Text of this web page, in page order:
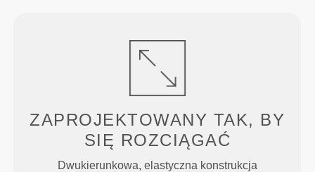
ZAPROJEKTOWANY TAK, BY
SIĘ ROZCIĄGAĆ
Dwukierunkowa, elastyczna konstrukcja